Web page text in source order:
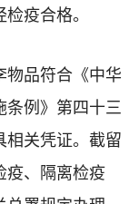
疫合格。
物品符合《中华
例》第四十三
关凭证。截留
疫、隔离检疫